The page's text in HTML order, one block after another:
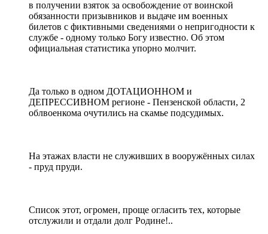
в получении взяток за освобождение от воинской
обязанности призывников и выдаче им военных
билетов с фиктивными сведениями о непригодности к
службе - одному только Богу известно. Об этом
официальная статистика упорно молчит.
Да только в одном ДОТАЦИОННОМ и
ДЕПРЕССИВНОМ регионе - Пензенской области, 2
облвоенкома очутились на скамье подсудимых.
На этажах власти не служивших в вооружённых силах
- пруд пруди.
Список этот, огромен, проще огласить тех, которые
отслужили и отдали долг Родине!..